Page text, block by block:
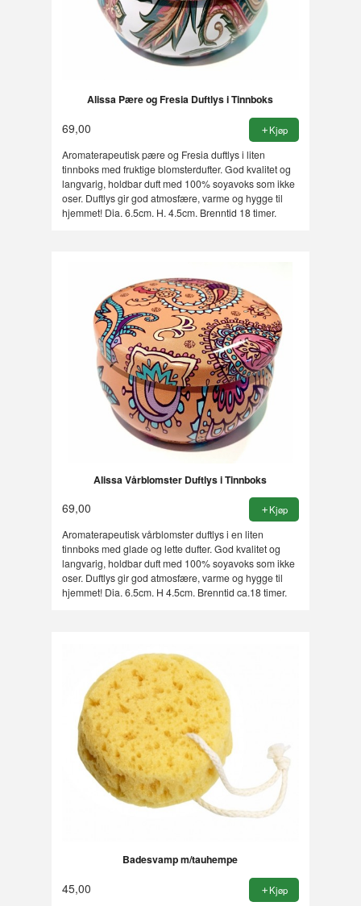
Alissa Pære og Fresia Duftlys i Tinnboks
69,00 Kjøp
Aromaterapeutisk pære og Fresia duftlys i liten
tinnboks med fruktige blomsterdufter. God kvalitet og
langvarig, holdbar duft med 100% soyavoks som ikke
oser. Duftlys gir god atmosfære, varme og hygge til
hjemmet! Dia. 6.5cm. H. 4.5cm. Brenntid 18 timer.
Alissa Vårblomster Duftlys i Tinnboks
69,00 Kjøp
Aromaterapeutisk vårblomster duftlys i en liten
tinnboks med glade og lette dufter. God kvalitet og
langvarig, holdbar duft med 100% soyavoks som ikke
oser. Duftlys gir god atmosfære, varme og hygge til
hjemmet! Dia. 6.5cm. H 4.5cm. Brenntid ca.18 timer.
Badesvamp m/tauhempe
45,00 Kjøp